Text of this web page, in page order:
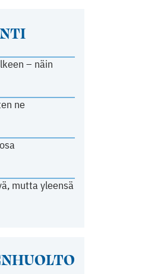
– näin
ne
mutta yleensä